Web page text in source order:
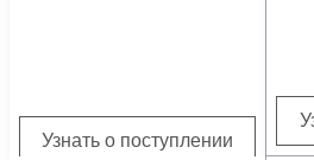
Узнать о поступлении